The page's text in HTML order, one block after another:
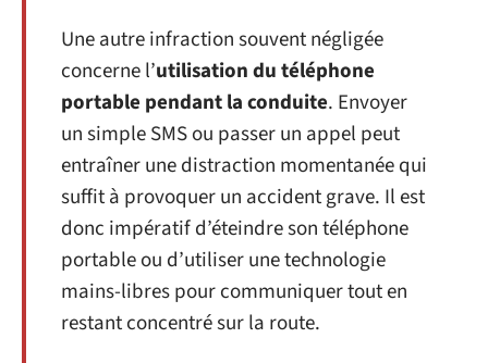
Une autre infraction souvent négligée
concerne l’utilisation du téléphone
portable pendant la conduite. Envoyer
un simple SMS ou passer un appel peut
entraîner une distraction momentanée qui
suffit à provoquer un accident grave. Il est
donc impératif d’éteindre son téléphone
portable ou d’utiliser une technologie
mains-libres pour communiquer tout en
restant concentré sur la route.